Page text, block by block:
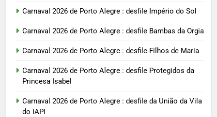
Carnaval 2026 de Porto Alegre : desfile Império do Sol
Carnaval 2026 de Porto Alegre : desfile Bambas da Orgia
Carnaval 2026 de Porto Alegre : desfile Filhos de Maria
Carnaval 2026 de Porto Alegre : desfile Protegidos da
Princesa Isabel
Carnaval 2026 de Porto Alegre : desfile da União da Vila
do IAPI